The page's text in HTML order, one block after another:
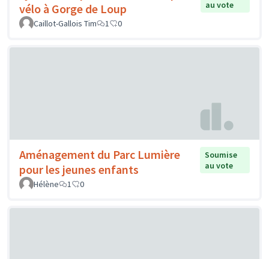
vélo à Gorge de Loup
au vote
Caillot-Gallois Tim
1 0
Aménagement du Parc Lumière
pour les jeunes enfants
Soumise
au vote
Hélène
1 0